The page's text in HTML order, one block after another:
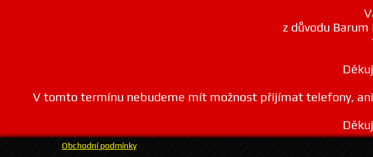
z důvodu
V tomto termínu nebudeme mít možnost přijímat telefony,
Obchodní podmínky